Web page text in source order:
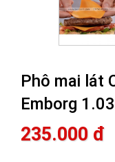
Phô mai lát
Emborg
235.000 đ